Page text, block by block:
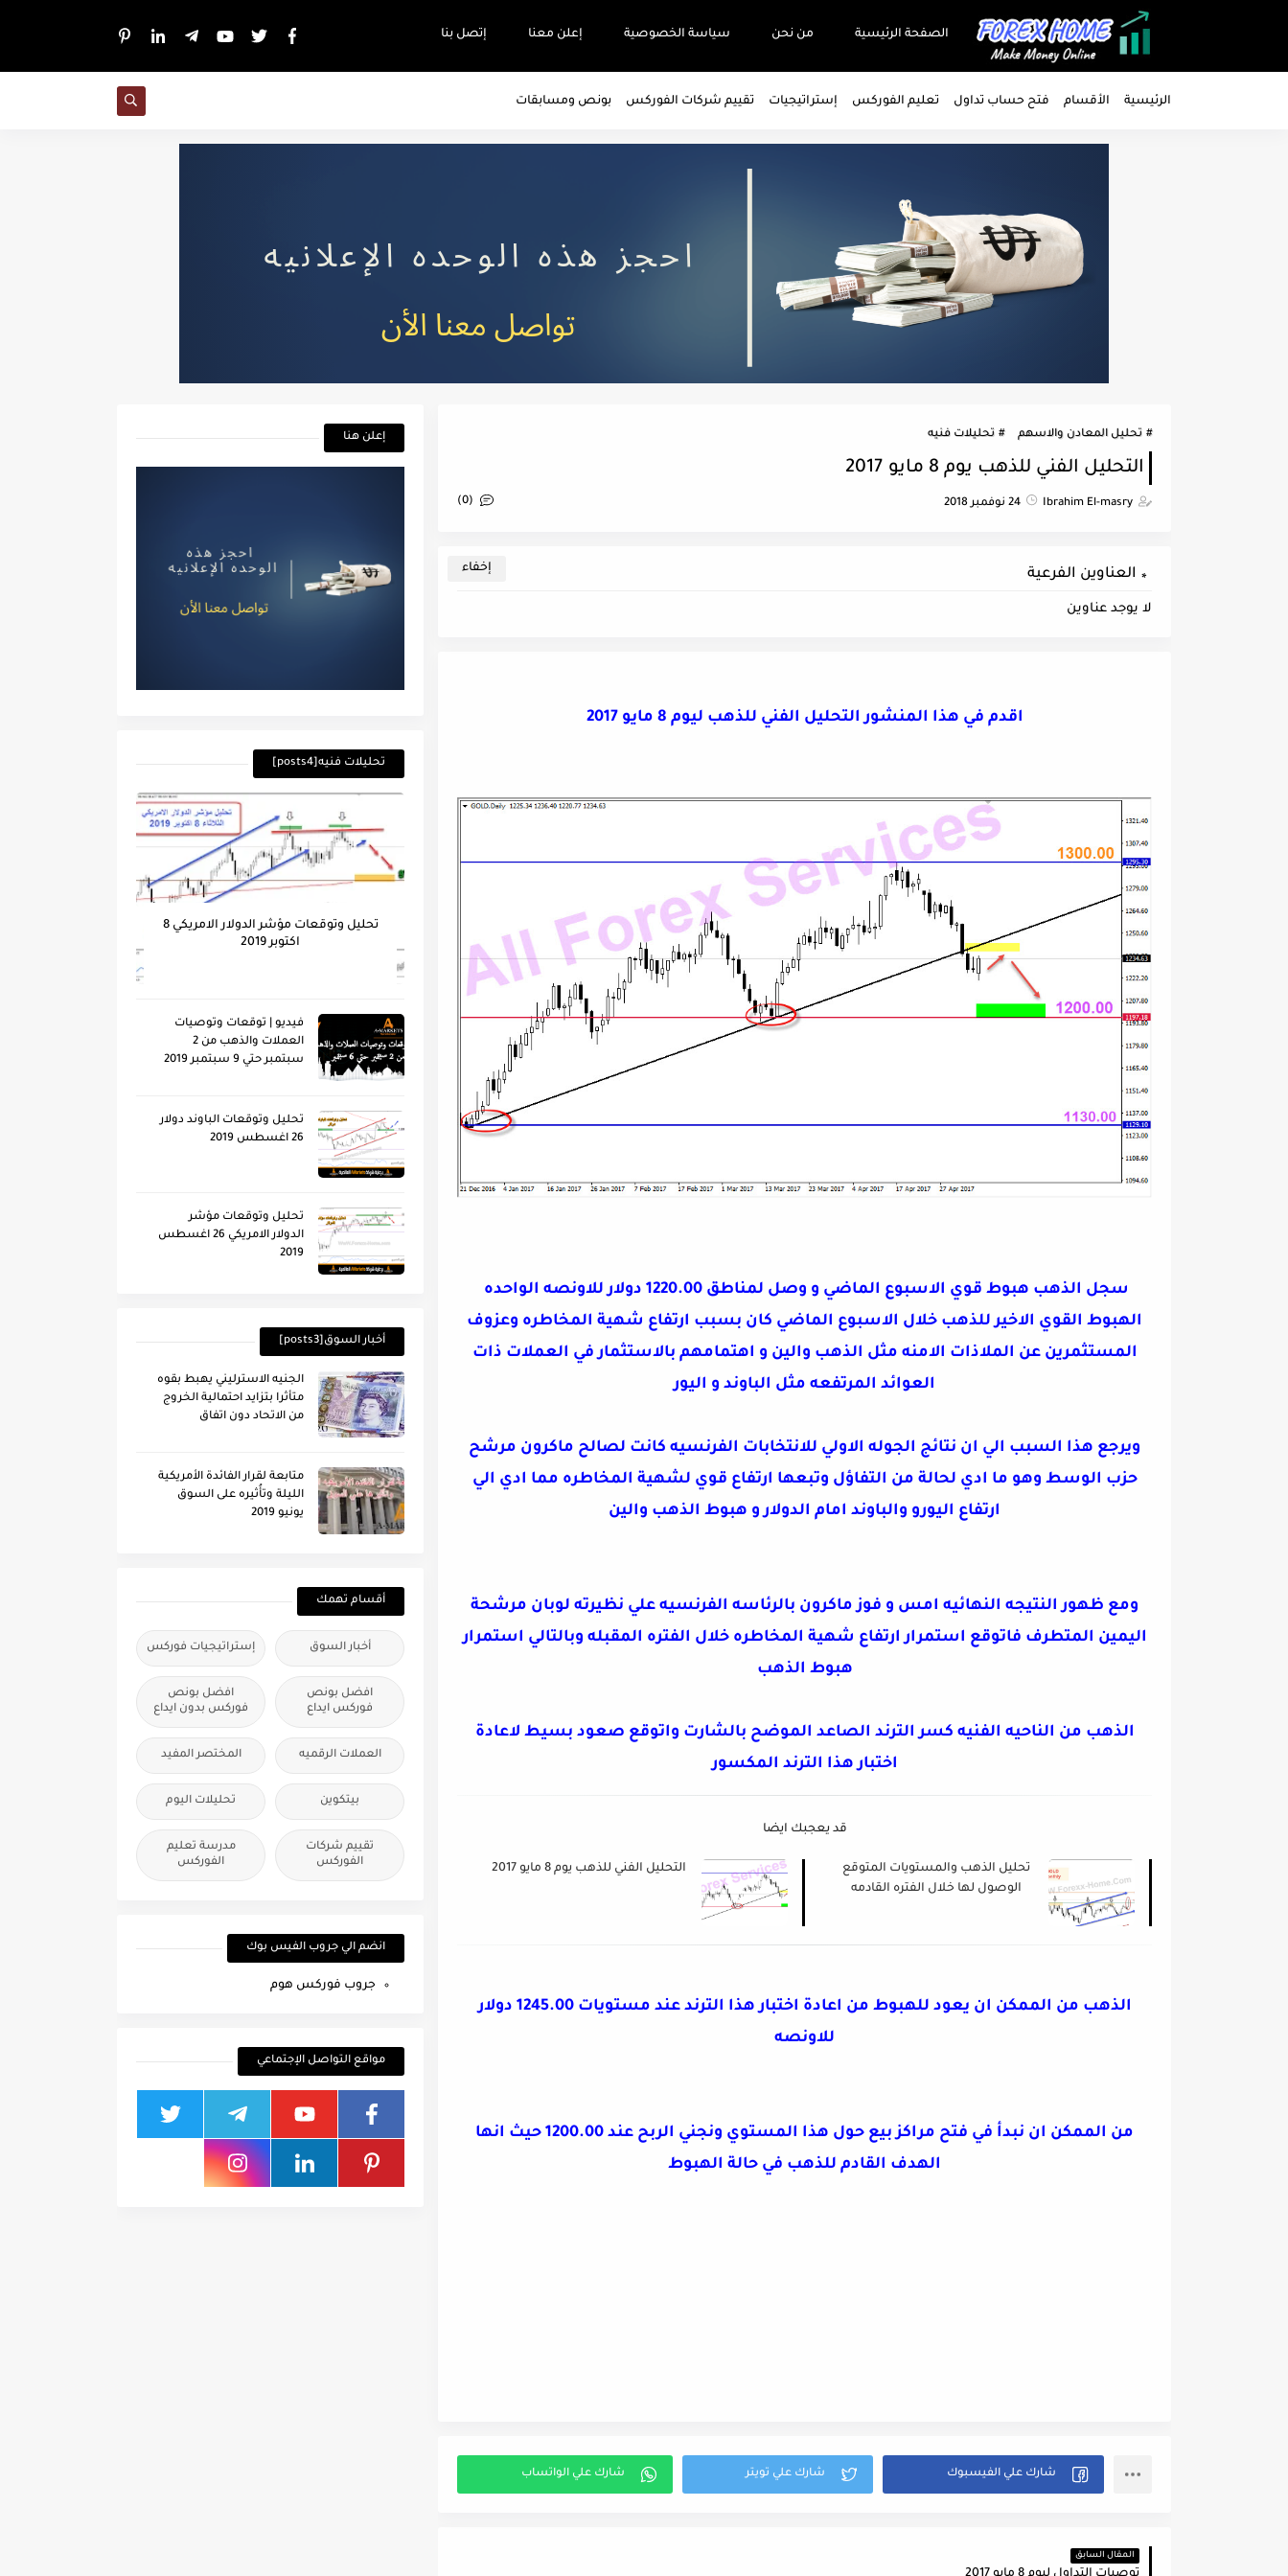
الصفحة الرئيسية من نحن سياسة الخصوصية إعلن معنا إتصل بنا
الرئيسية الأقسام فتح حساب تداول تعليم الفوركس إستراتيجيات تقييم شركات الفوركس بونص ومسابقات
تحليل المعادن والاسهم تحليلات فنيه
التحليل الفني للذهب يوم 8 مايو 2017
Ibrahim El-masry 24 نوفمبر 2018 (0)
العناوين الفرعية
لا يوجد عناوين
اقدم في هذا المنشور التحليل الفني للذهب ليوم 8 مايو 2017
سجل الذهب هبوط قوي الاسبوع الماضي و وصل لمناطق 1220.00 دولار للاونصه الواحده
الهبوط القوي الاخير للذهب خلال الاسبوع الماضي كان بسبب ارتفاع شهية المخاطره وعزوف
المستثمرين عن الملاذات الامنه مثل الذهب والين و اهتمامهم بالاستثمار في العملات ذات
العوائد المرتفعه مثل الباوند و اليور
ويرجع هذا السبب الي ان نتائج الجوله الاولي للانتخابات الفرنسيه كانت لصالح ماكرون مرشح
حزب الوسط وهو ما ادي لحالة من التفاؤل وتبعها ارتفاع قوي لشهية المخاطره مما ادي الي
ارتفاع اليورو والباوند امام الدولار و هبوط الذهب والين
ومع ظهور النتيجه النهائيه امس و فوز ماكرون بالرئاسه الفرنسيه علي نظيرته لوبان مرشحة
اليمين المتطرف فاتوقع استمرار ارتفاع شهية المخاطره خلال الفتره المقبله وبالتالي استمرار
هبوط الذهب
الذهب من الناحيه الفنيه كسر الترند الصاعد الموضح بالشارت واتوقع صعود بسيط لاعادة
اختبار هذا الترند المكسور
قد يعجبك ايضا
تحليل الذهب والمستويات المتوقع
الوصول لها خلال الفتره القادمه
التحليل الفني للذهب يوم 8 مايو 2017
الذهب من الممكن ان يعود للهبوط من اعادة اختبار هذا الترند عند مستويات 1245.00 دولار
للاونصه
من الممكن ان نبدأ في فتح مراكز بيع حول هذا المستوي ونجني الربح عند 1200.00 حيث انها
الهدف القادم للذهب في حالة الهبوط
المقال السابق
إعلن هنا
تحليلات فنيه[posts4]
تحليل وتوقعات مؤشر الدولار الامريكي 8
اكتوبر 2019
فيديو | توقعات وتوصيات
العملات والذهب من 2
سبتمبر حتي 9 سبتمبر 2019
تحليل وتوقعات الباوند دولار
26 اغسطس 2019
تحليل وتوقعات مؤشر
الدولار الامريكي 26 اغسطس
2019
أخبار السوق[posts3]
الجنيه الاسترليني يهبط بقوه
متأثرا بتزايد احتمالية الخروج
من الاتحاد دون اتفاق
متابعة لقرار الفائدة الأمريكية
الليلة وتأُثيره على السوق
يونيو 2019
أقسام تهمك
أخبار السوق إستراتيجيات فوركس
افضل بونص
فوركس ايداع
افضل بونص
فوركس بدون ايداع
العملات الرقميه المختصر المفيد
بيتكوين تحليلات اليوم
تقييم شركات
الفوركس
مدرسة تعليم
الفوركس
انضم الي جروب الفيس بوك
جروب فوركس هوم
مواقع التواصل الإجتماعي